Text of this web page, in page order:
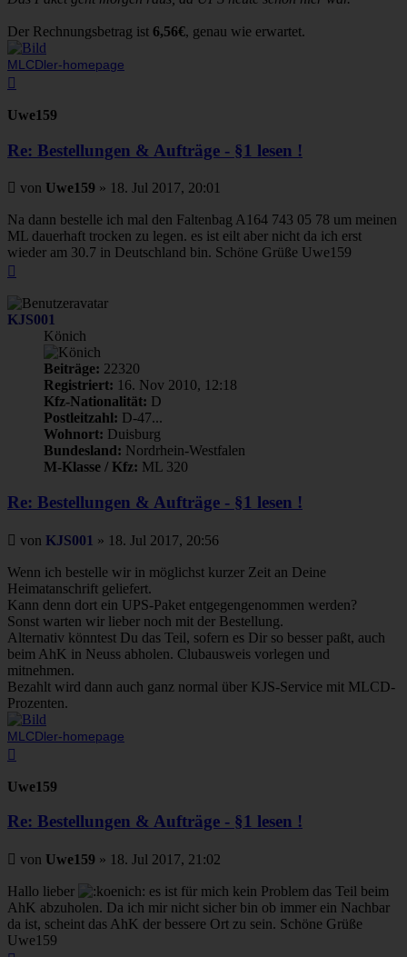
Der Rechnungsbetrag ist 6,56€, genau wie erwartet.
MLCDler-homepage
Uwe159
Re: Bestellungen & Aufträge - §1 lesen !
Beitrag
von Uwe159 » 18. Jul 2017, 20:01
Na dann bestelle ich mal den Faltenbag A164 743 05 78 um meinen
ML dauerhaft trocken zu legen. es ist eilt aber nicht da ich erst
wieder am 30.7 in Deutschland bin. Schöne Grüße Uwe159
KJS001
Könich
Beiträge: 22320
Registriert: 16. Nov 2010, 12:18
Kfz-Nationalität: D
Postleitzahl: D-47...
Wohnort: Duisburg
Bundesland: Nordrhein-Westfalen
M-Klasse / Kfz: ML 320
Re: Bestellungen & Aufträge - §1 lesen !
Beitrag
von KJS001 » 18. Jul 2017, 20:56
Wenn ich bestelle wir in möglichst kurzer Zeit an Deine
Heimatanschrift geliefert.
Kann denn dort ein UPS-Paket entgegengenommen werden?
Sonst warten wir lieber noch mit der Bestellung.
Alternativ könntest Du das Teil, sofern es Dir so besser paßt, auch
beim AhK in Neuss abholen. Clubausweis vorlegen und
mitnehmen.
Bezahlt wird dann auch ganz normal über KJS-Service mit MLCD-
Prozenten.
MLCDler-homepage
Uwe159
Re: Bestellungen & Aufträge - §1 lesen !
Beitrag
von Uwe159 » 18. Jul 2017, 21:02
Hallo lieber
es ist für mich kein Problem das Teil beim
AhK abzuholen. Da ich mir nicht sicher bin ob immer ein Nachbar
da ist, scheint das AhK der bessere Ort zu sein. Schöne Grüße
Uwe159